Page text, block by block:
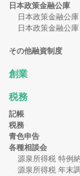
日本政策金融公庫
日本政策金融公
日本政策金融公
その他融資制度
創業
税務
記帳
税務
青色申告
各種相談会
源泉所得税 特例
源泉所得税 年末